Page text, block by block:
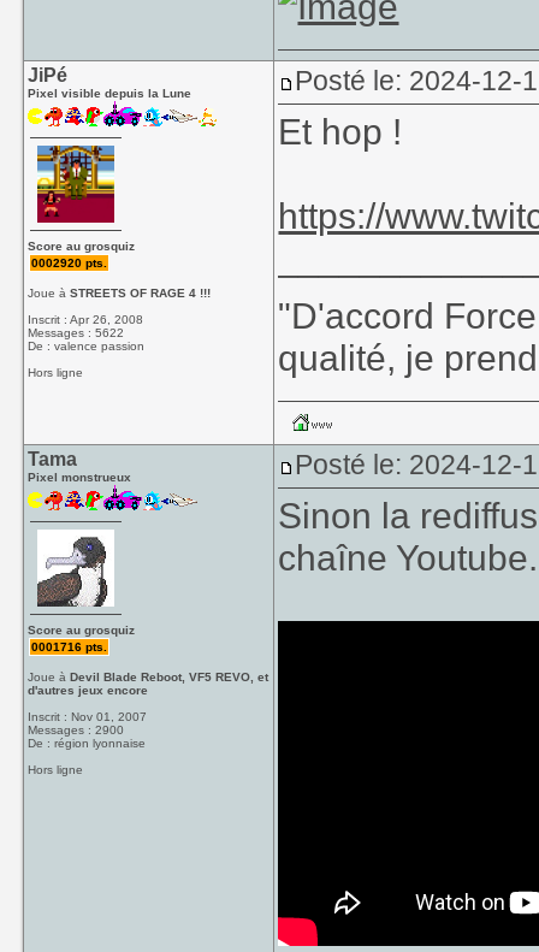
JiPé
Pixel visible depuis la Lune
Score au grosquiz
0002920 pts.
Joue àSTREETS OF RAGE 4 !!!
Inscrit : Apr 26, 2008
Messages : 5622
De : valence passion
Hors ligne
Posté le: 2024-12-
Et hop !
https://
"D'accord
qualité, je
Tama
Pixel monstrueux
Score au grosquiz
0001716 pts.
Joue àDevil Blade Reboot, VF5 REVO, et
d'autres jeux encore
Inscrit : Nov 01, 2007
Messages : 2900
De : région lyonnaise
Hors ligne
Posté le: 2024-12-
Sinon la
chaîne Youtube.